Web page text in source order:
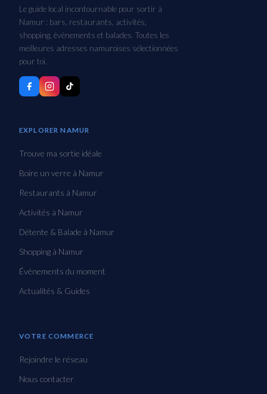
Le guide local incontournable pour sortir à
Namur : bars, restaurants, activités,
shopping, événements et balades. Toutes les
meilleures adresses namuroises sélectionnées
pour toi.
EXPLORER NAMUR
Trouve ma sortie idéale
Boire un verre à Namur
Restaurants à Namur
Activités à Namur
Détente & Balade à Namur
Shopping à Namur
Événements du moment
Actualités & Guides
VOTRE COMMERCE
Rejoindre le réseau
Nous contacter